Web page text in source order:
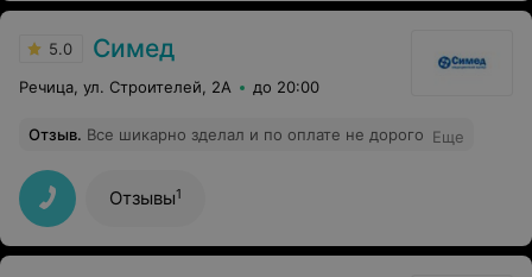
5.0 Симед
Речица, ул. Строителей, 2А до 20:00
Отзыв. Все шикарно зделал и по оплате не дорого Еще
Отзывы1